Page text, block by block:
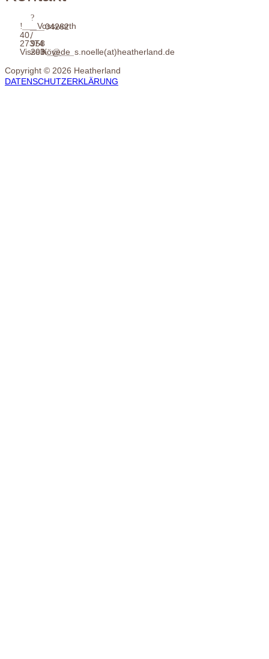
Vossworth
40,
27374
Visselhövede
___04262
/
958
203 ______ s.noelle(at)heatherland.de
Copyright © 2026 Heatherland
DATENSCHUTZERKLÄRUNG